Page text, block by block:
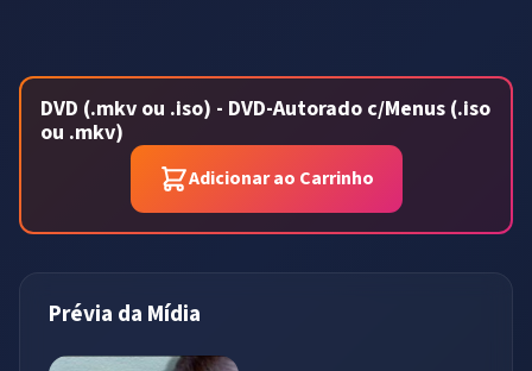
DVD (.mkv ou .iso) - DVD-Autorado c/Menus (.iso
ou .mkv)
Adicionar ao Carrinho
Prévia da Mídia